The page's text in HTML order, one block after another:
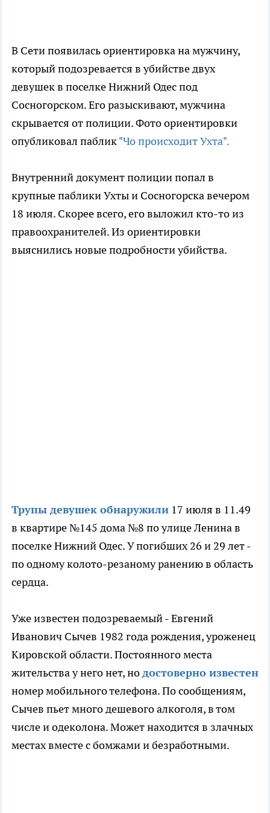
В Сети появилась ориентировка на мужчину,
который подозревается в убийстве двух
девушек в поселке Нижний Одес под
Сосногорском. Его разыскивают, мужчина
скрывается от полиции. Фото ориентировки
опубликовал паблик"Чо происходит Ухта".
Внутренний документ полиции попал в
крупные паблики Ухты и Сосногорска вечером
18 июля. Скорее всего, его выложил кто-то из
правоохранителей. Из ориентировки
выяснились новые подробности убийства.
Трупы девушек обнаружили 17 июля в 11.49
в квартире №145 дома №8 по улице Ленина в
поселке Нижний Одес. У погибших 26 и 29 лет -
по одному колото-резаному ранению в область
сердца.
Уже известен подозреваемый - Евгений
Иванович Сычев 1982 года рождения, уроженец
Кировской области. Постоянного места
жительства у него нет, нодостоверно известен
номер мобильного телефона. По сообщениям,
Сычев пьет много дешевого алкоголя, в том
числе и одеколона. Может находится в злачных
местах вместе с бомжами и безработными.